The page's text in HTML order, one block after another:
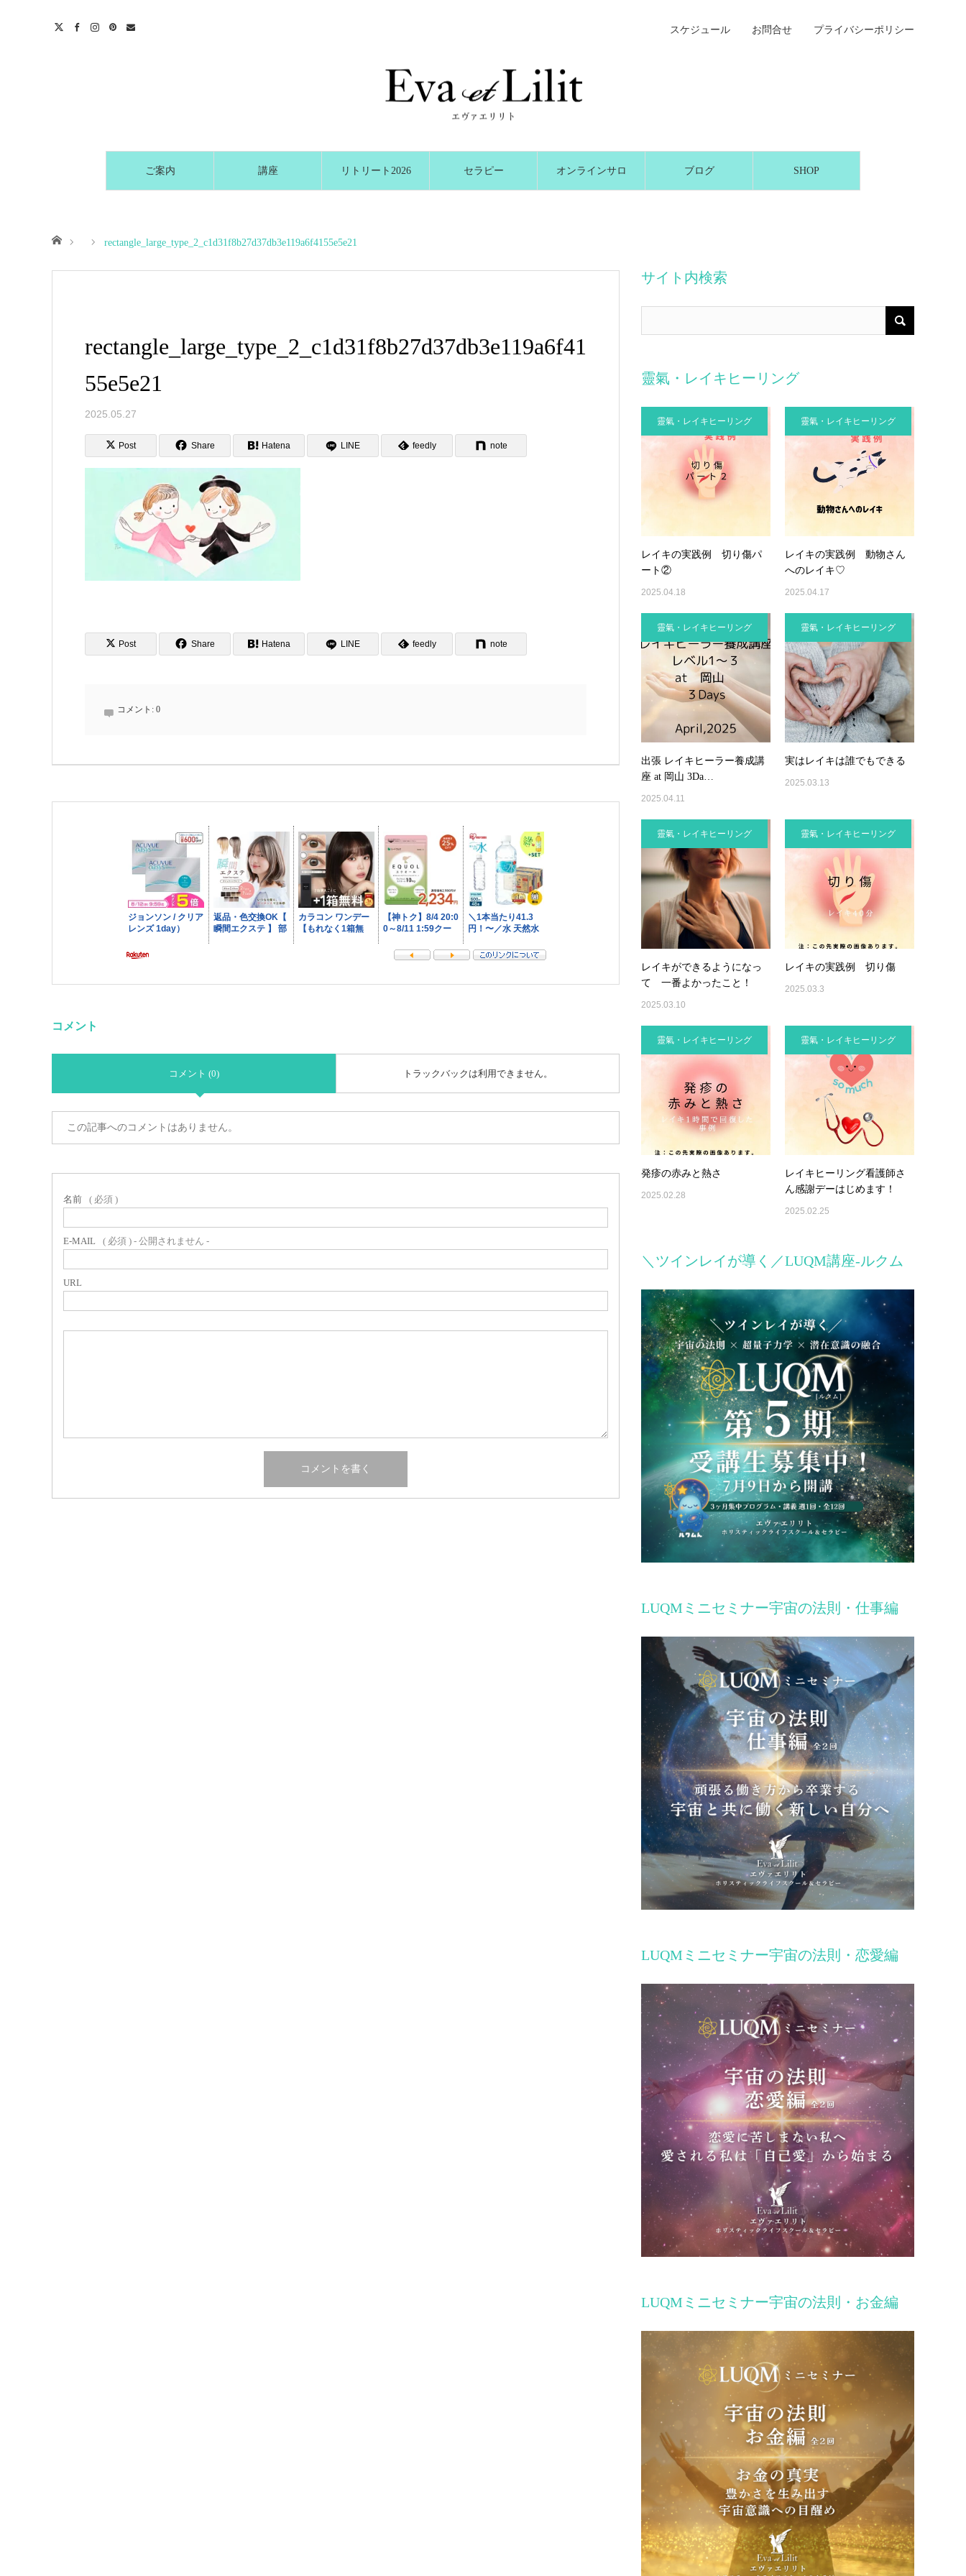
ご案内 講座 リトリート2026 セラピー オンラインサロ ブログ SHOP
スケジュール お問合せ プライバシーポリシー
ホーム rectangle_large_type_2_c1d31f8b27d37db3e119a6f4155e5e21
rectangle_large_type_2_c1d31f8b27d37db3e119a6f41
55e5e21
2025.05.27
Post Share Hatena LINE feedly note
Post Share Hatena LINE feedly note
コメント: 0
コメント
コメント (0) トラックバックは利用できません。
この記事へのコメントはありません。
名前 ( 必須 )
E-MAIL ( 必須 ) - 公開されません -
URL
サイト内検索
靈氣・レイキヒーリング
靈氣・レイキヒーリング
レイキの実践例 切り傷パ
ート②
2025.04.18
靈氣・レイキヒーリング
レイキの実践例 動物さん
へのレイキ♡
2025.04.17
靈氣・レイキヒーリング
出張 レイキヒーラー養成講
座 at 岡山 3Da…
2025.04.11
靈氣・レイキヒーリング
実はレイキは誰でもできる
2025.03.13
靈氣・レイキヒーリング
レイキができるようになっ
て 一番よかったこと！
2025.03.10
靈氣・レイキヒーリング
レイキの実践例 切り傷
2025.03.3
靈氣・レイキヒーリング
発疹の赤みと熱さ
2025.02.28
靈氣・レイキヒーリング
レイキヒーリング看護師さ
ん感謝デーはじめます！
2025.02.25
＼ツインレイが導く／LUQM講座-ルクム
LUQMミニセミナー宇宙の法則・仕事編
LUQMミニセミナー宇宙の法則・恋愛編
LUQMミニセミナー宇宙の法則・お金編